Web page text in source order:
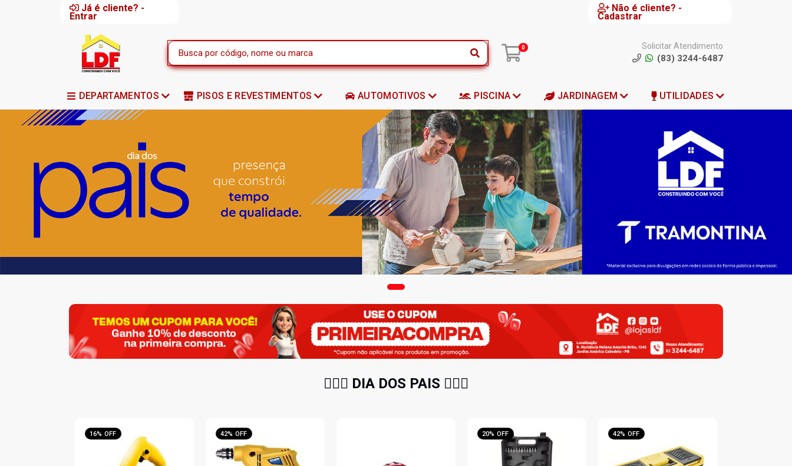
Já é cliente? -
Entrar
Não é cliente? -
Cadastrar
0 Solicitar Atendimento
(83) 3244-6487
DEPARTAMENTOS PISOS E REVESTIMENTOS AUTOMOTIVOS PISCINA JARDINAGEM UTILIDADES
🧔🏻‍♂️ DIA DOS PAIS 🧔🏻‍♂️
16% OFF 42% OFF 20% OFF 42% OFF